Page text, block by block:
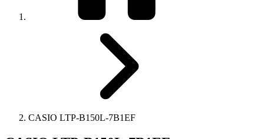
CASIO LTP-B150L-7B1EF